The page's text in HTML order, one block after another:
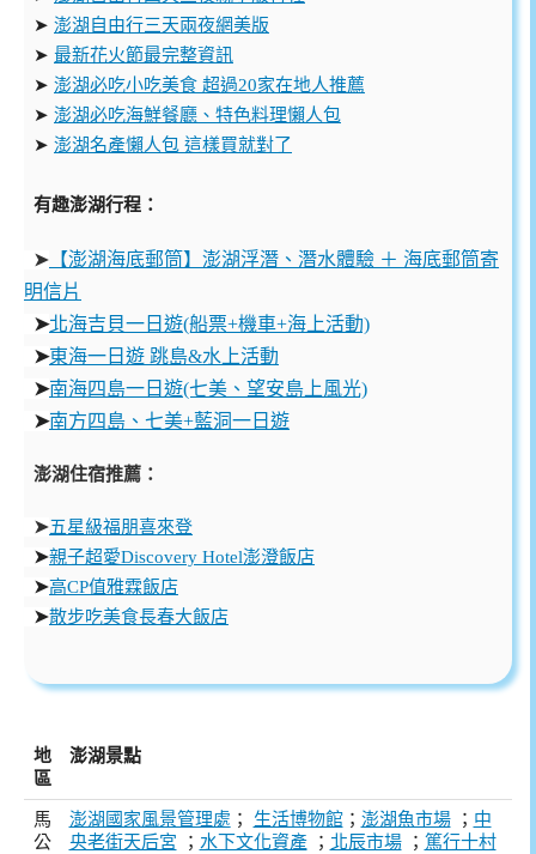
➤ 澎湖自由行三天兩夜網美版
➤ 最新花火節最完整資訊
➤ 澎湖必吃小吃美食 超過20家在地人推薦
➤ 澎湖必吃海鮮餐廳、特色料理懶人包
➤ 澎湖名產懶人包 這樣買就對了
有趣澎湖行程：
➤ 【澎湖海底郵筒】澎湖浮潛、潛水體驗 ＋ 海底郵筒寄
明信片
➤北海吉貝一日遊(船票+機車+海上活動)
➤東海一日遊 跳島&水上活動
➤南海四島一日遊(七美、望安島上風光)
➤南方四島、七美+藍洞一日遊
澎湖住宿推薦：
➤五星級福朋喜來登
➤親子超愛Discovery Hotel澎澄飯店
➤高CP值雅霖飯店
➤散步吃美食長春大飯店
地
區
澎湖景點
馬
公
澎湖國家風景管理處 ； 生活博物館； 澎湖魚市場； 中
央老街天后宮 ； 水下文化資產； 北辰市場； 篤行十村